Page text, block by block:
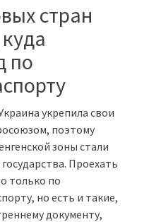
стран
по
укрепила свои
поэтому
зоны стали
Проехать
только по
но есть и такие,
документу,